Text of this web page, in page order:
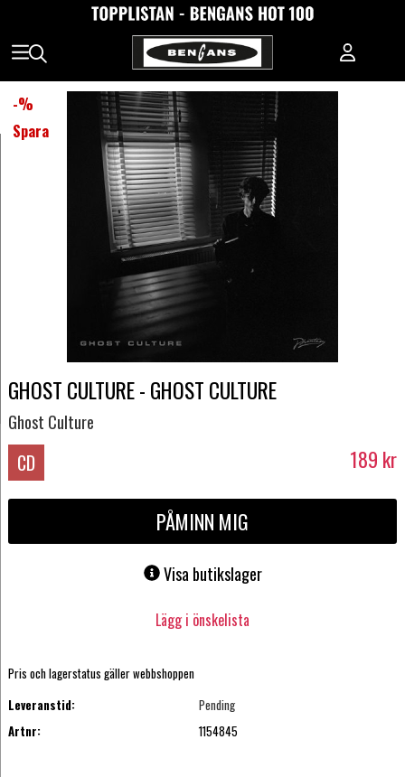
-%
Spara
GHOST CULTURE - GHOST CULTURE
Ghost Culture
CD 189 kr
PÅMINN MIG
Visa butikslager
Lägg i önskelista
Pris och lagerstatus gäller webbshoppen
Leveranstid:
Pending
Artnr:
1154845